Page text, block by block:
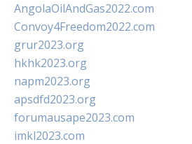
AngolaOilAndGas2022.com
Convoy4Freedom2022.com
grur2023.org
hkhk2023.org
napm2023.org
apsdfd2023.org
forumausape2023.com
imkl2023.com